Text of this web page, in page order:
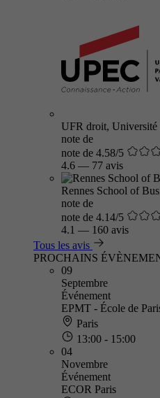
UFR droit, Université
note de
note de 4.58/5
4.6 — 77 avis
Rennes School of
note de
note de 4.14/5
4.1 — 160 avis
Tous les avis
PROCHAINS
09
Septembre
Événement
EPMT - École de
Paris
13:00 - 15:00
04
Novembre
Événement
ECOR Paris